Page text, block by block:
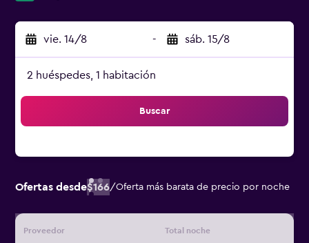
vie. 14/8 - sáb. 15/8
2 huéspedes, 1 habitación
Buscar
Ofertas desde$166/Oferta más barata de precio por noche
Proveedor Total noche